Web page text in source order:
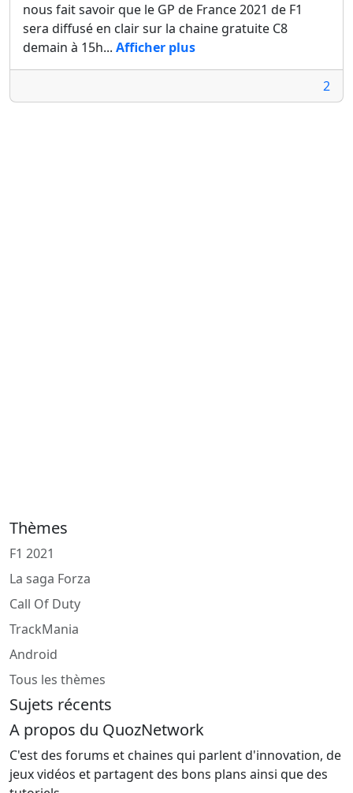
nous fait savoir que le GP de France 2021 de F1
sera diffusé en clair sur la chaine gratuite C8
demain à 15h... Afficher plus
2
Thèmes
F1 2021
La saga Forza
Call Of Duty
TrackMania
Android
Tous les thèmes
Sujets récents
A propos du QuozNetwork
C'est des forums et chaines qui parlent d'innovation, de
jeux vidéos et partagent des bons plans ainsi que des